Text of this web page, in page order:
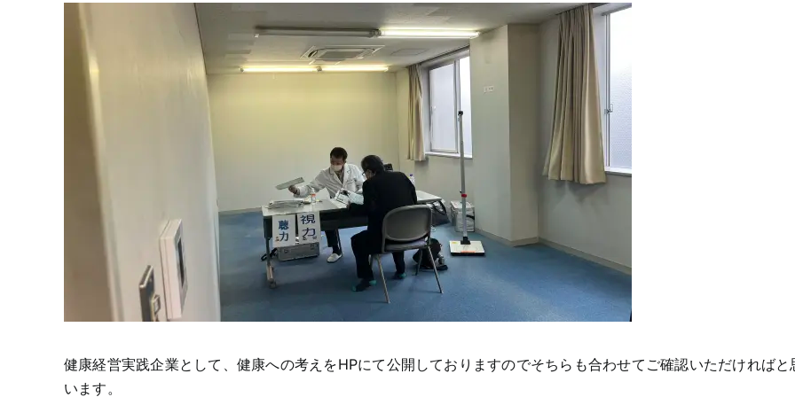
健康経営実践企業として、健康への考えをHPにて公開しておりますのでそちらも合わせてご確認いただければと
います。